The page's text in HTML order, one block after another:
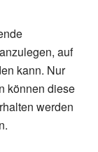
auf
kann. Nur
können diese
werden